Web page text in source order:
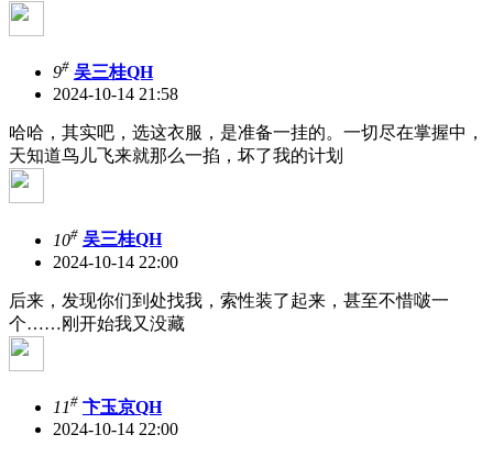
9# 吴三桂QH
2024-10-14 21:58
哈哈，其实吧，选这衣服，是准备一挂的。一切尽在掌握中，
天知道鸟儿飞来就那么一掐，坏了我的计划
10# 吴三桂QH
2024-10-14 22:00
后来，发现你们到处找我，索性装了起来，甚至不惜啵一
个……刚开始我又没藏
11# 卞玉京QH
2024-10-14 22:00